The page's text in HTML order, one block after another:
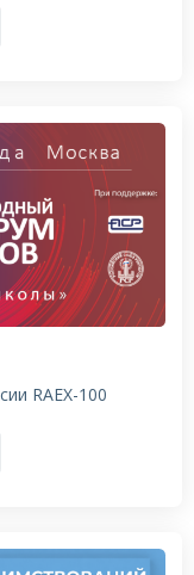
RAEX-100